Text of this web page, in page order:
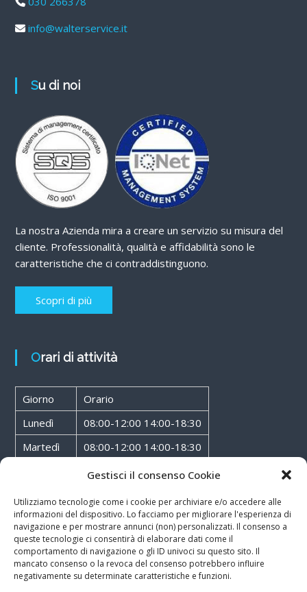
Gestisci il consenso Cookie
Utilizziamo tecnologie come i cookie per archiviare e/o accedere alle
informazioni del dispositivo. Lo facciamo per migliorare l'esperienza di
navigazione e per mostrare annunci (non) personalizzati. Il consenso a
queste tecnologie ci consentirà di elaborare dati come il
comportamento di navigazione o gli ID univoci su questo sito. Il
mancato consenso o la revoca del consenso potrebbero influire
negativamente su determinate caratteristiche e funzioni.
info@walterservice.it
Su di noi
La nostra Azienda mira a creare un servizio su misura del
cliente. Professionalità, qualità e affidabilità sono le
caratteristiche che ci contraddistinguono.
Scopri di più
Orari di attività
Giorno
Orario
Lunedì
08:00-12:00 14:00-18:30
Martedì
08:00-12:00 14:00-18:30
08:00-12:00 14:00-18:30
Venerdì
08:00-12:00 14:00-18:30
Sabato
08:00-12:00